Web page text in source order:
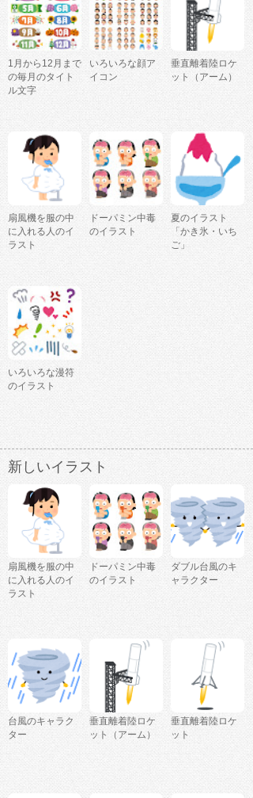
1月から12月まで
の毎月のタイト
ル文字
いろいろな顔ア
イコン
垂直離着陸ロケ
ット（アーム）
扇風機を服の中
に入れる人のイ
ラスト
ドーパミン中毒
のイラスト
夏のイラスト
「かき氷・いち
ご」
いろいろな漫符
のイラスト
新しいイラスト
扇風機を服の中
に入れる人のイ
ラスト
ドーパミン中毒
のイラスト
ダブル台風のキ
ャラクター
台風のキャラク
ター
垂直離着陸ロケ
ット（アーム）
垂直離着陸ロケ
ット